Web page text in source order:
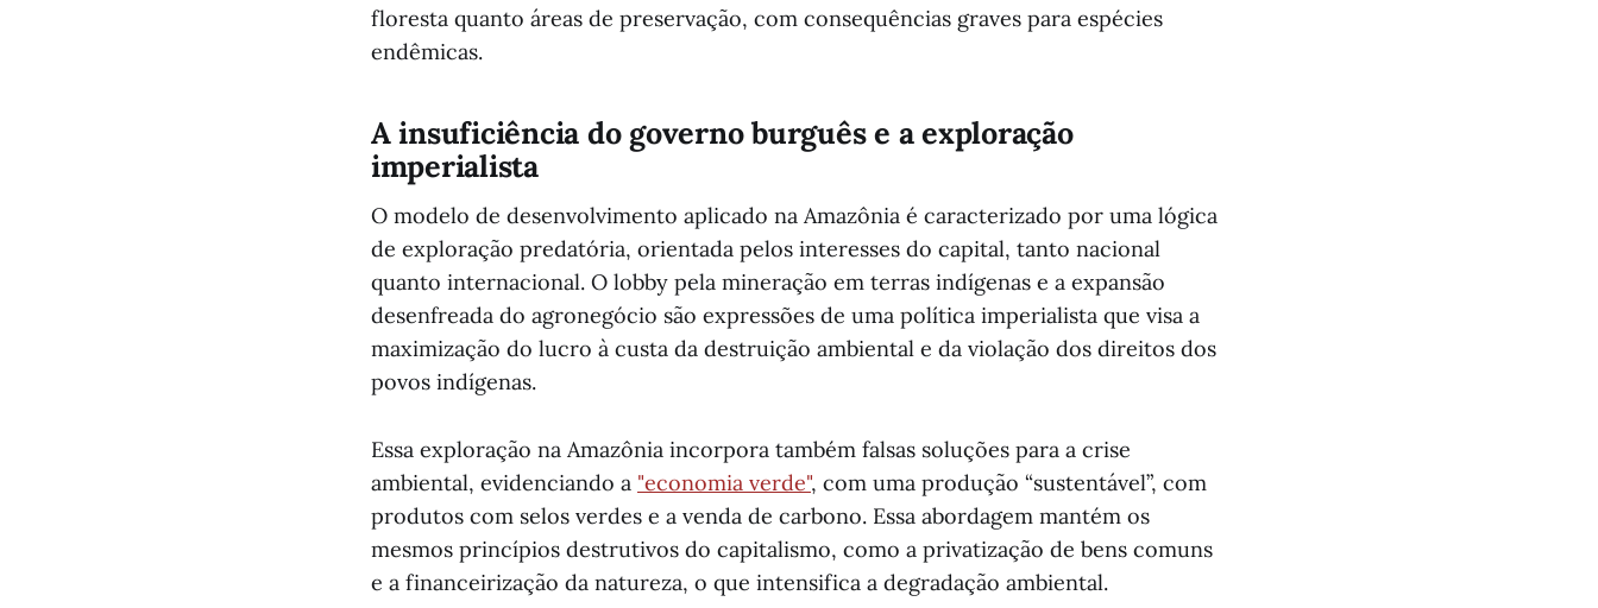
floresta quanto áreas de preservação, com consequências graves para espécies
endêmicas.
A insuficiência do governo burguês e a exploração
imperialista
O modelo de desenvolvimento aplicado na Amazônia é caracterizado por uma lógica
de exploração predatória, orientada pelos interesses do capital, tanto nacional
quanto internacional. O lobby pela mineração em terras indígenas e a expansão
desenfreada do agronegócio são expressões de uma política imperialista que visa a
maximização do lucro à custa da destruição ambiental e da violação dos direitos dos
povos indígenas.
Essa exploração na Amazônia incorpora também falsas soluções para a crise
ambiental, evidenciando a "economia verde", com uma produção “sustentável”, com
produtos com selos verdes e a venda de carbono. Essa abordagem mantém os
mesmos princípios destrutivos do capitalismo, como a privatização de bens comuns
e a financeirização da natureza, o que intensifica a degradação ambiental.